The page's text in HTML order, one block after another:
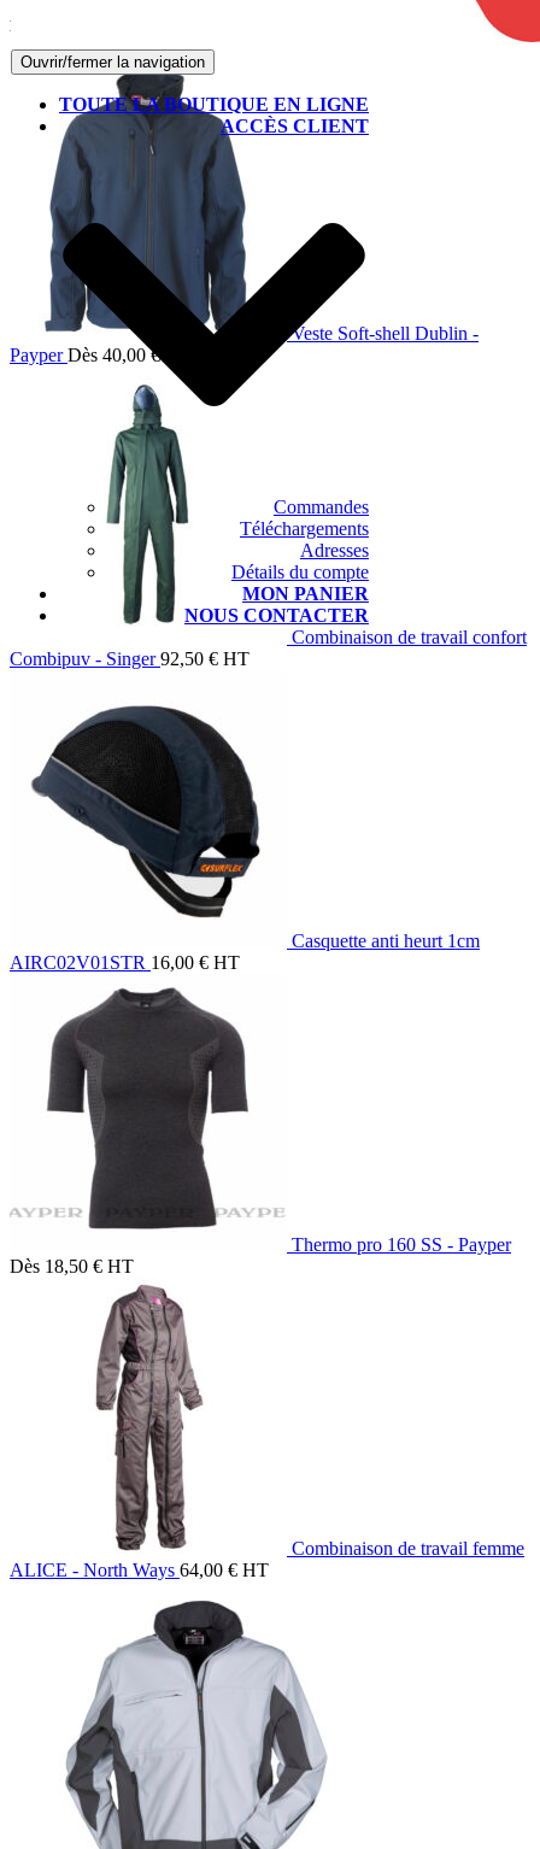
Ouvrir/fermer la navigation
TOUTE LA BOUTIQUE EN LIGNE
ACCÈS CLIENT
Commandes
Téléchargements
Adresses
Détails du compte
MON PANIER
NOUS CONTACTER
Produits les mieux notés
Veste Soft-shell Dublin -
Payper Dès 40,00€HT
Combinaison de travail confort
Combipuv - Singer 92,50 € HT
Casquette anti heurt 1cm
AIRC02V01STR 16,00 € HT
Thermo pro 160 SS - Payper
Dès 18,50 € HT
Combinaison de travail femme
ALICE - North Ways 64,00 € HT